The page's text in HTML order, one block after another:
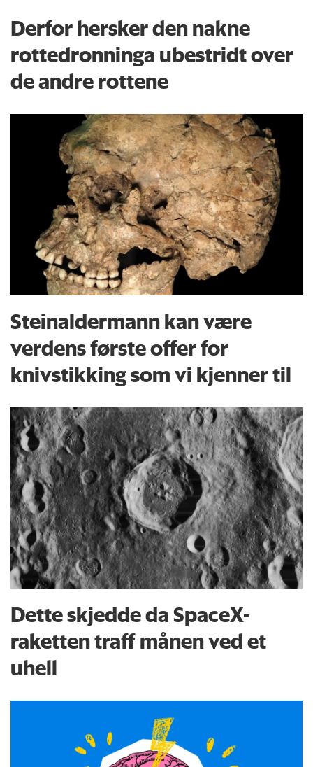
Derfor hersker den nakne
rottedronninga ubestridt over
de andre rottene
Steinaldermann kan være
verdens første offer for
knivstikking som vi kjenner til
Dette skjedde da SpaceX-
raketten traff månen ved et
uhell